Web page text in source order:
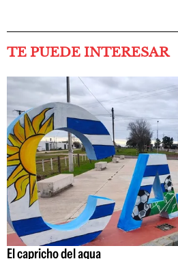
TE PUEDE INTERESAR
El capricho del agua